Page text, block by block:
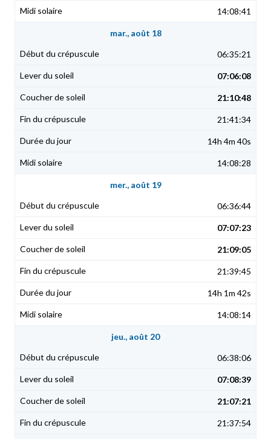
14:08:41
mar., août 18
06:35:21
07:06:08
21:10:48
21:41:34
14h 4m 40s
14:08:28
mer., août 19
06:36:44
07:07:23
21:09:05
21:39:45
14h 1m 42s
14:08:14
jeu., août 20
06:38:06
07:08:39
21:07:21
21:37:54